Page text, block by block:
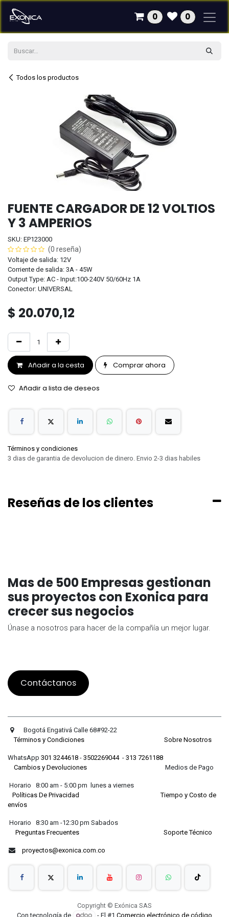
Ir al contenido
0 0
Todos los productos
FUENTE CARGADOR DE 12 VOLTIOS
Y 3 AMPERIOS
SKU: EP123000
(0 reseña)
Voltaje de salida: 12V
Corriente de salida: 3A - 45W
Output Type: AC - Input:100-240V 50/60Hz 1A
Conector: UNIVERSAL
$ 20.070,12
Añadir a la cesta Comprar ahora
Añadir a lista de deseos
Términos y condiciones
3 dias de garantia de devolucion de dinero. Envio 2-3 dias habiles
Reseñas de los clientes
Mas de 500 Empresas gestionan
sus proyectos con Exonica para
crecer sus negocios
Únase a nosotros para hacer de la compañía un mejor lugar.
Contáctanos
Bogotá Engativá Calle 68#92-22
Términos y Condiciones
Sobre Nosotros
WhatsApp 301 3244618 - 3502269044- 313 7261188
Cambios y Devoluciones Medios de Pago
Horario 8:00 am - 5:00 pm lunes a viernes
Políticas De Privacidad
Tiempo y Costo de
envíos
Horario 8:30 am -12:30 pm Sabados
Preguntas Frecuentes
Soporte Técnico
proyectos@exonica.com.co
Copyright © Exónica SAS
Con tecnología de
- El #1 Comercio electrónico de código